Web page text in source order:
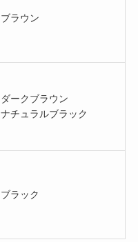
ブラウン
ダークブラウン
ナチュラルブラック
ブラック